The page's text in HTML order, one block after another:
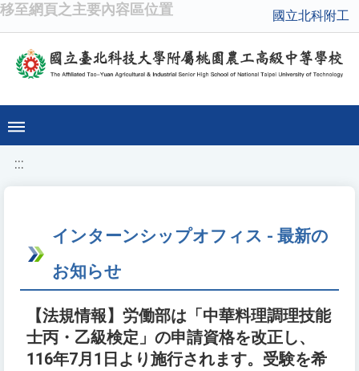
移至網頁之主要內容區位置 國立北科附工
:::
インターンシップオフィス - 最新の
お知らせ
【法規情報】労働部は「中華料理調理技能
士丙・乙級検定」の申請資格を改正し、
116年7月1日より施行されます。受験を希